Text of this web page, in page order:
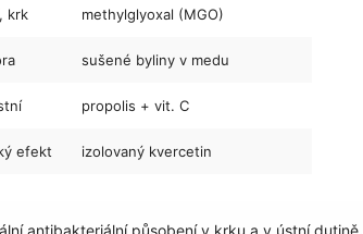
krk methylglyoxal (MGO)
sušené byliny v medu
propolis + vit. C
efekt izolovaný kvercetin
antibakteriální působení v krku a v ústní dutině,